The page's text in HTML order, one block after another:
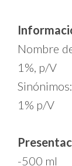
Nombre
1%, p/V
1% p/V
-500 ml